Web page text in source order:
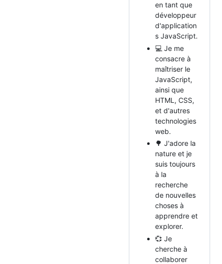
en tant que
développeur
d'application
s JavaScript.
💻 Je me
consacre à
maîtriser le
JavaScript,
ainsi que
HTML, CSS,
et d'autres
technologies
web.
🌳 J'adore la
nature et je
suis toujours
à la
recherche
de nouvelles
choses à
apprendre et
explorer.
💞️ Je
cherche à
collaborer